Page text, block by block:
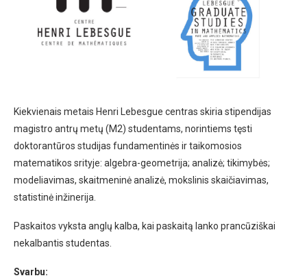
Kiekvienais metais Henri Lebesgue centras skiria stipendijas
magistro antrų metų (M2) studentams, norintiems tęsti
doktorantūros studijas fundamentinės ir taikomosios
matematikos srityje: algebra-geometrija; analizė; tikimybės;
modeliavimas, skaitmeninė analizė, mokslinis skaičiavimas,
statistinė inžinerija.
Paskaitos vyksta anglų kalba, kai paskaitą lanko prancūziškai
nekalbantis studentas.
Svarbu: